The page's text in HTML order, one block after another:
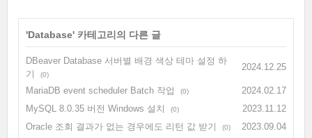
'Database' 카테고리의 다른 글
DBeaver Database 서버별 배경 색상 테마 설정 하
기
(0)
2024.12.25
MariaDB event scheduler Batch 작업 (0)
2024.02.17
MySQL 8.0.35 버전 Windows 설치
(0)
2023.11.12
Oracle 조회 결과가 없는 경우에도 리턴 값 받기
(0)
2023.09.04